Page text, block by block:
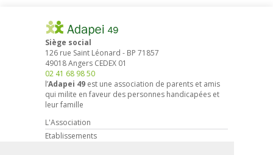
Siège social
126 rue Saint Léonard - BP 71857
49018Angers CEDEX 01
02 41 68 98 50
l’Adapei 49 est une association de parents et amis
qui milite en faveur des personnes handicapées et
leur famille
L'Association
Etablissements